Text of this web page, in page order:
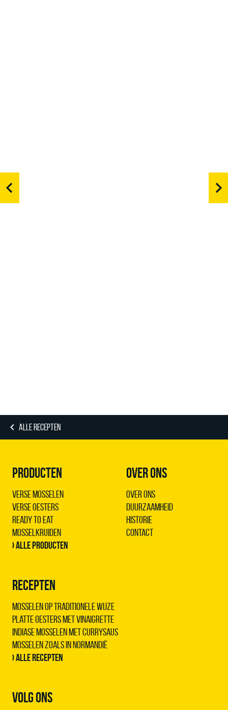
ALLE RECEPTEN
PRODUCTEN
Verse Mosselen
Verse Oesters
Ready to Eat
Mosselkruiden
› Alle producten
RECEPTEN
Mosselen op traditionele wijze
Platte oesters met vinaigrette
Indiase mosselen met Currysaus
Mosselen zoals in Normandië
› Alle recepten
OVER ONS
Over ons
Duurzaamheid
Historie
Contact
VOLG ONS